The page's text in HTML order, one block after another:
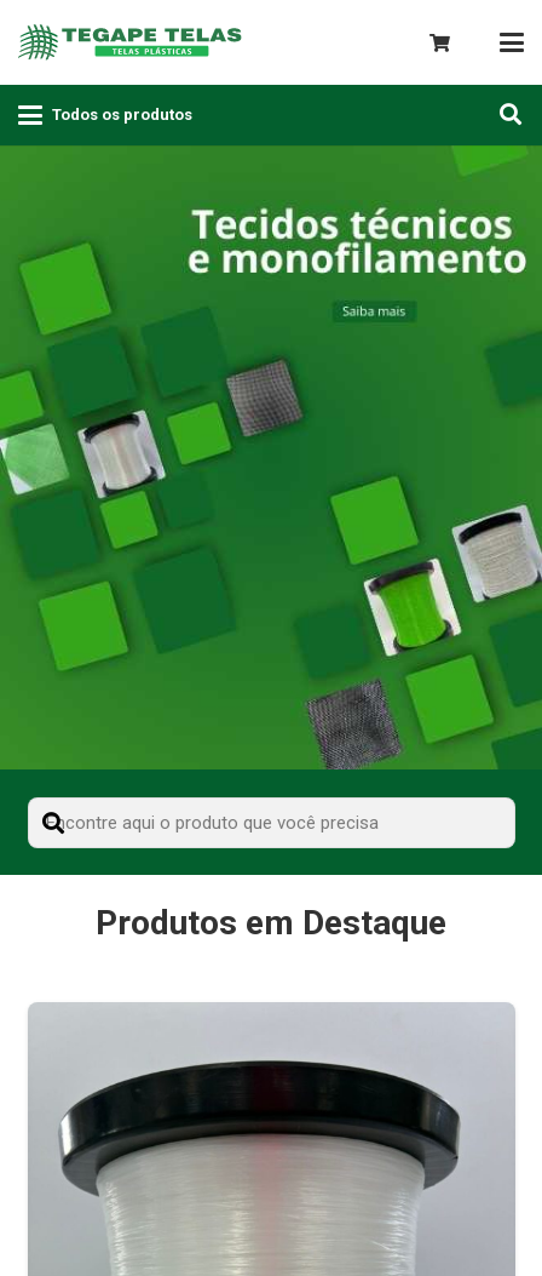
Todos os produtos
Produtos em Destaque